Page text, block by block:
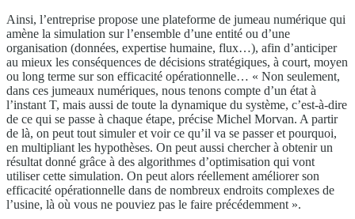
Ainsi, l’entreprise propose une plateforme de jumeau numérique qui
amène la simulation sur l’ensemble d’une entité ou d’une
organisation (données, expertise humaine, flux…), afin d’anticiper
au mieux les conséquences de décisions stratégiques, à court, moyen
ou long terme sur son efficacité opérationnelle… « Non seulement,
dans ces jumeaux numériques, nous tenons compte d’un état à
l’instant T, mais aussi de toute la dynamique du système, c’est-à-dire
de ce qui se passe à chaque étape, précise Michel Morvan. A partir
de là, on peut tout simuler et voir ce qu’il va se passer et pourquoi,
en multipliant les hypothèses. On peut aussi chercher à obtenir un
résultat donné grâce à des algorithmes d’optimisation qui vont
utiliser cette simulation. On peut alors réellement améliorer son
efficacité opérationnelle dans de nombreux endroits complexes de
l’usine, là où vous ne pouviez pas le faire précédemment ».